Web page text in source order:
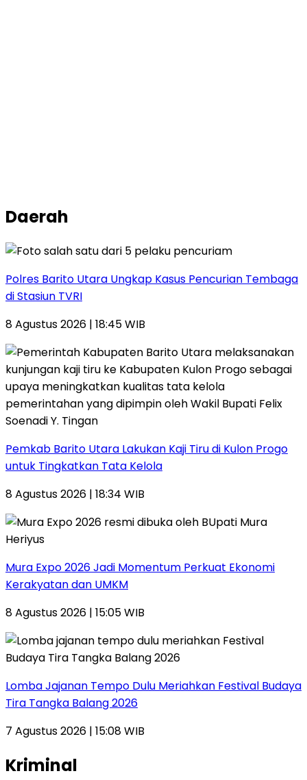
Daerah
Polres Barito Utara Ungkap Kasus Pencurian Tembaga
di Stasiun TVRI
8 Agustus 2026 | 18:45 WIB
Pemkab Barito Utara Lakukan Kaji Tiru di Kulon Progo
untuk Tingkatkan Tata Kelola
8 Agustus 2026 | 18:34 WIB
Mura Expo 2026 Jadi Momentum Perkuat Ekonomi
Kerakyatan dan UMKM
8 Agustus 2026 | 15:05 WIB
Lomba Jajanan Tempo Dulu Meriahkan Festival Budaya
Tira Tangka Balang 2026
7 Agustus 2026 | 15:08 WIB
Kriminal